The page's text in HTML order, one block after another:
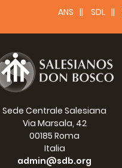
ANS SDL
Sede Centrale Salesiana
Via Marsala, 42
00185 Roma
Italia
admin@sdb.org